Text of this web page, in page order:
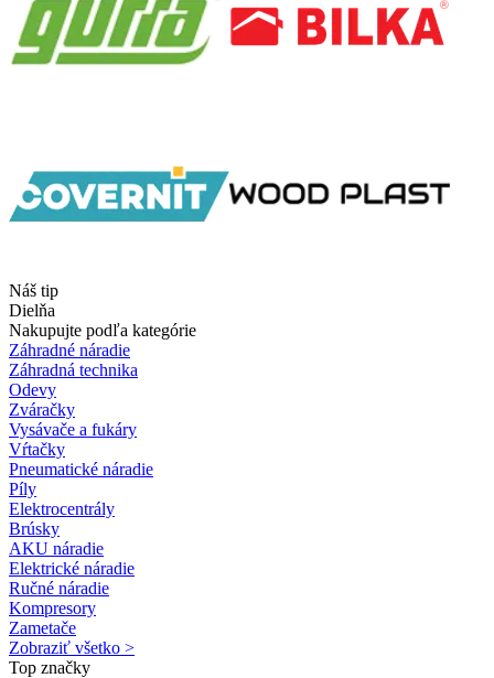
Náš tip
Dielňa
Nakupujte podľa kategórie
Záhradné náradie
Záhradná technika
Odevy
Zváračky
Vysávače a fukáry
Vŕtačky
Pneumatické náradie
Píly
Elektrocentrály
Brúsky
AKU náradie
Elektrické náradie
Ručné náradie
Kompresory
Zametače
Zobraziť všetko >
Top značky